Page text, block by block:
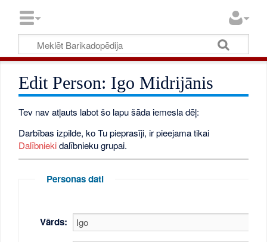
Edit Person: Igo Midrijānis
Tev nav atļauts labot šo lapu šāda iemesla dēļ:
Darbības izpilde, ko Tu pieprasīji, ir pieejama tikai
Dalībniekidalībnieku grupai.
Personas dati
Vārds: